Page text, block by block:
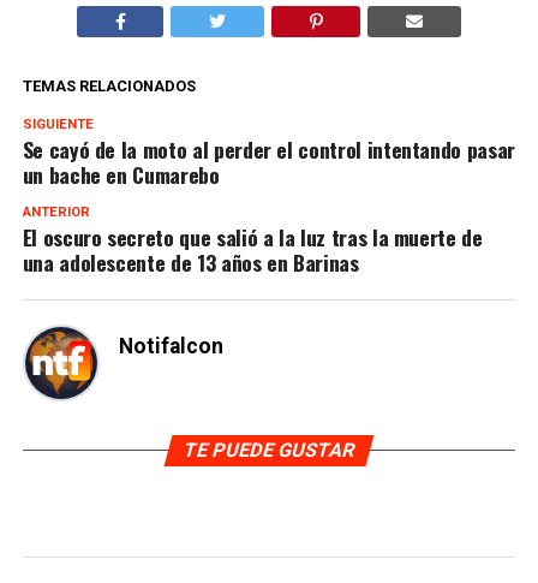
TEMAS RELACIONADOS
SIGUIENTE
Se cayó de la moto al perder el control intentando pasar
un bache en Cumarebo
ANTERIOR
El oscuro secreto que salió a la luz tras la muerte de
una adolescente de 13 años en Barinas
Notifalcon
TE PUEDE GUSTAR